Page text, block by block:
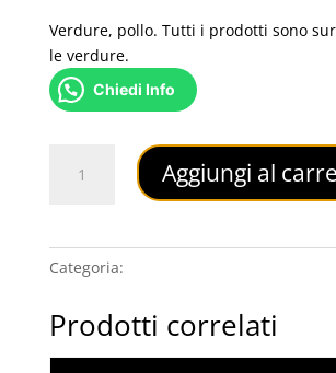
Verdure, pollo. Tutti i prodotti sono
le verdure.
Chiedi Info
Spaghetti
pollo
Aggiungi al
Categoria:
Prodotti correlati